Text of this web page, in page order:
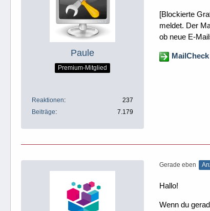
Paule
Premium-Mitglied
Reaktionen
237
Beiträge
7.179
[Blockierte
meldet. Der
ob neue E-
Gerade eben
Hallo!
Wenn du